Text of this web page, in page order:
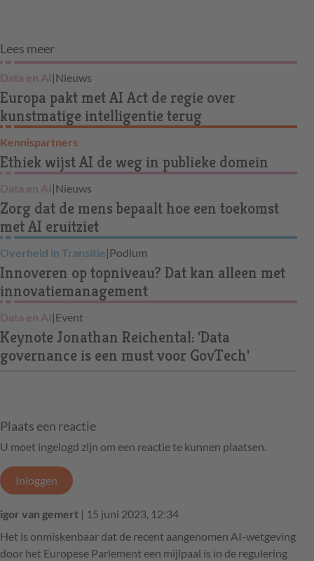
Lees meer
Data en AI |Nieuws
Europa pakt met AI Act de regie over
kunstmatige intelligentie terug
Kennispartners
Ethiek wijst AI de weg in publieke domein
Data en AI |Nieuws
Zorg dat de mens bepaalt hoe een toekomst
met AI eruitziet
Overheid in Transitie|Podium
Innoveren op topniveau? Dat kan alleen met
innovatiemanagement
Data en AI |Event
Keynote Jonathan Reichental: 'Data
governance is een must voor GovTech'
Plaats een reactie
U moet ingelogd zijn om een reactie te kunnen plaatsen.
Inloggen
igor van gemert | 15 juni 2023, 12:34
Het is onmiskenbaar dat de recent aangenomen AI-wetgeving
door het Europese Parlement een mijlpaal is in de regulering